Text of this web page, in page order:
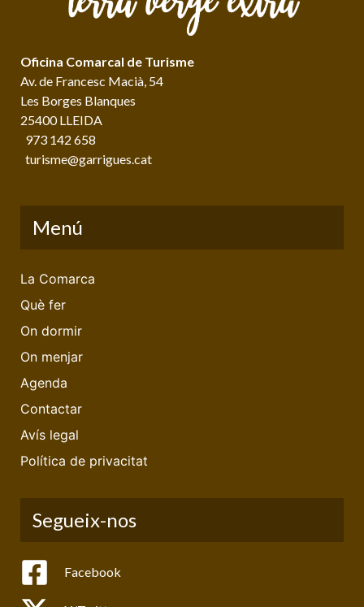
Oficina Comarcal de Turisme
Av. de Francesc Macià, 54
Les Borges Blanques
25400 LLEIDA
973 142 658
turisme@garrigues.cat
Menú
La Comarca
Què fer
On dormir
On menjar
Agenda
Contactar
Avís legal
Política de privacitat
Segueix-nos
Facebook